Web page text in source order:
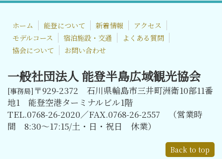
ホーム 能登について 新着情報
アクセス
モデルコース
宿泊施設・交通
よくある質問
協会について
お問い合わせ
一般社団法人 能登半島広域観光協会
[事務局] 〒929-2372 石川県輪島市三井町洲衛10部11番
地1 能登空港ターミナルビル1階
TEL.0768-26-2020／FAX.0768-26-2557 （営業時
間 8:30～17:15/土・日・祝日 休業）
Back to top